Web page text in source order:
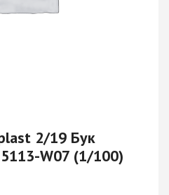
2/19 Бук
W07 (1/100)